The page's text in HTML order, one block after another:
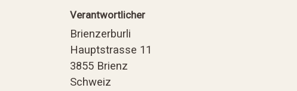
Verantwortlicher
Brienzerburli
Hauptstrasse 11
3855 Brienz
Schweiz